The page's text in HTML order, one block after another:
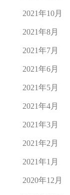
2021年10月
2021年8月
2021年7月
2021年6月
2021年5月
2021年4月
2021年3月
2021年2月
2021年1月
2020年12月